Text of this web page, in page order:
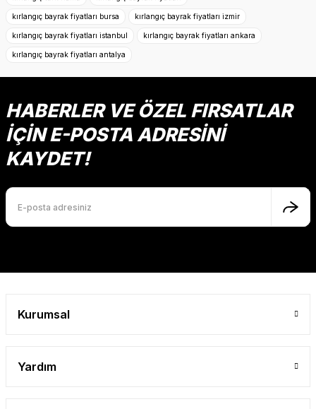
Ürün resmi kalitesiz, bozuk veya görüntülenemiyor.
Ürün açıklamasında eksik bilgiler bulunuyor.
Ürün bilgilerinde hatalar bulunuyor.
Ürün fiyatı diğer sitelerden daha pahalı.
Bu ürüne benzer farklı alternatifler olmalı.
kırlangıç bayrak fiyatları bursa kırlangıç bayrak fiyatları izmir
kırlangıç bayrak fiyatları istanbul kırlangıç bayrak fiyatları ankara
kırlangıç bayrak fiyatları antalya
HABERLER VE ÖZEL FIRSATLAR
İÇİN E-POSTA ADRESİNİ
KAYDET!
Kurumsal
Yardım